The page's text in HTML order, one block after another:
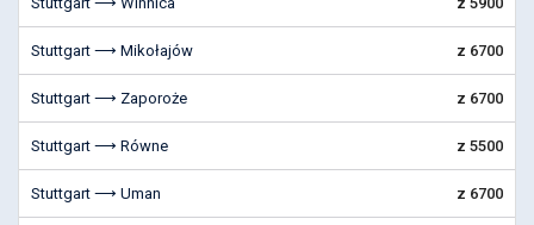
Stuttgart ⟶ Mikołajów z 6700
Stuttgart ⟶ Zaporoże z 6700
Stuttgart ⟶ Równe z 5500
Stuttgart ⟶ Uman z 6700